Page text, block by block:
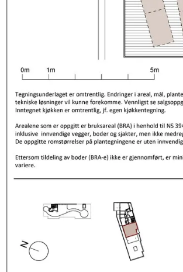
L70_Salgstegninger_03.02_123.jpg
Låveveien 70
Låveveien 70, 0682 Oslo